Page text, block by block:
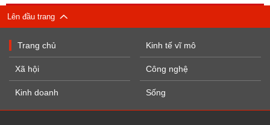
Lên đầu trang
Trang chủ
Xã hội
Kinh doanh
Kinh tế vĩ mô
Công nghệ
Sống